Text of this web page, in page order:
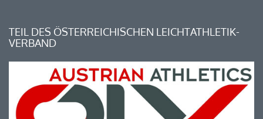
TEIL DES ÖSTERREICHISCHEN LEICHTATHLETIK-
VERBAND